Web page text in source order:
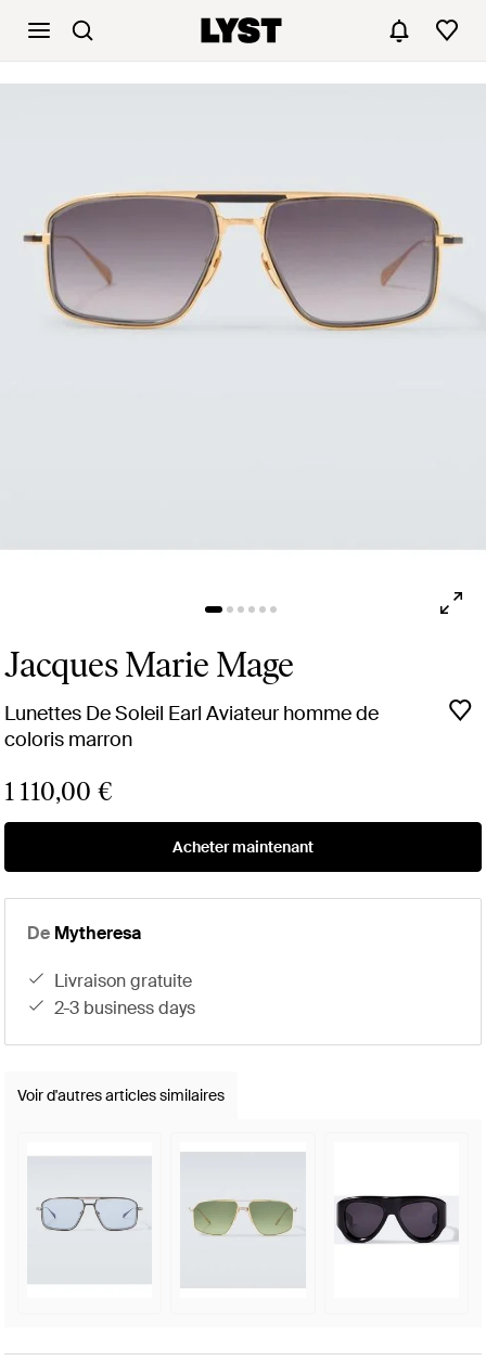
Jacques Marie Mage
Lunettes De Soleil Earl Aviateur homme de
coloris marron
1 110,00 €
Acheter maintenant
De Mytheresa
livraison gratuite
2-3 business days
Voir d'autres articles similaires